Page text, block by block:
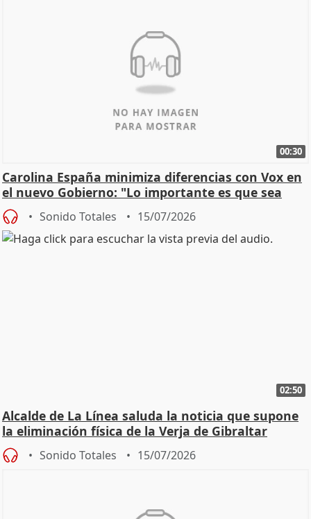
00:30
Carolina España minimiza diferencias con Vox en
el nuevo Gobierno: "Lo importante es que sea
una leg
Sonido Totales 15/07/2026
02:50
Alcalde de La Línea saluda la noticia que supone
la eliminación física de la Verja de Gibraltar
Sonido Totales 15/07/2026